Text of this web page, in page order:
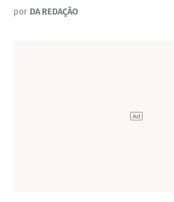
por DA REDAÇÃO